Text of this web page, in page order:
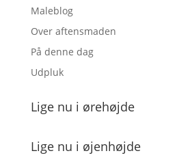
Maleblog
Over aftensmaden
På denne dag
Udpluk
Lige nu i ørehøjde
Lige nu i øjenhøjde